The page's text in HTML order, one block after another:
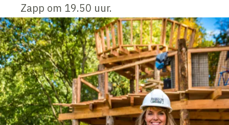
Zapp om 19.50 uur.